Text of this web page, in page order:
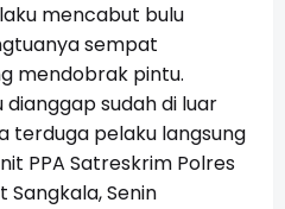
mencabut bulu
sempat
mendobrak pintu.
sudah di luar
terduga pelaku langsung
PPA Satreskrim Polres
Sangkala, Senin